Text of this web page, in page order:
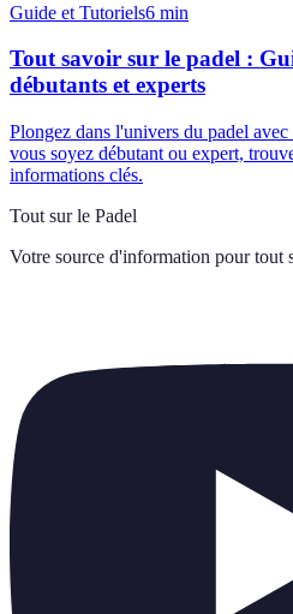
Guide et Tutoriels6 min
Tout savoir sur le padel :
débutants et experts
Plongez dans l'univers du padel
vous soyez débutant ou expert,
informations clés.
Tout sur le Padel
Votre source d'information pour tout